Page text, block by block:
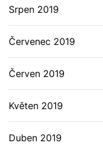
Srpen 2019
Červenec 2019
Červen 2019
Květen 2019
Duben 2019